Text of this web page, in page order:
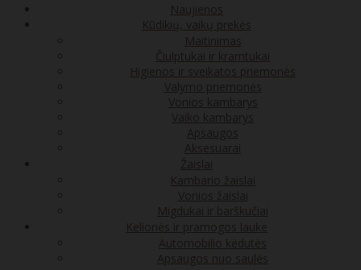
Naujienos
Kūdikių, vaikų prekės
Maitinimas
Čiulptukai ir kramtukai
Higienos ir sveikatos priemonės
Valymo priemonės
Vonios kambarys
Vaiko kambarys
Apsaugos
Aksesuarai
Žaislai
Kambario žaislai
Vonios žaislai
Migdukai ir barškučiai
Kelionės ir pramogos lauke
Automobilio kėdutės
Apsaugos nuo saulės